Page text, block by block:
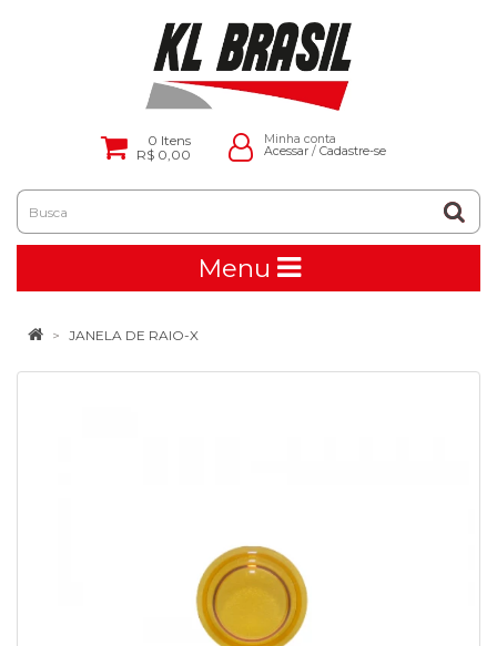
0 Itens
R$ 0,00
Minha conta
Acessar/ Cadastre-se
Menu
JANELA DE RAIO-X